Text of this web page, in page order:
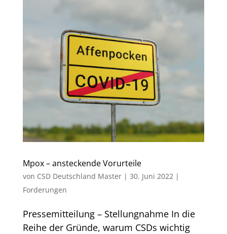
Mpox – ansteckende Vorurteile
von CSD Deutschland Master| 30. Juni 2022|
Forderungen
Pressemitteilung – Stellungnahme In die
Reihe der Gründe, warum CSDs wichtig